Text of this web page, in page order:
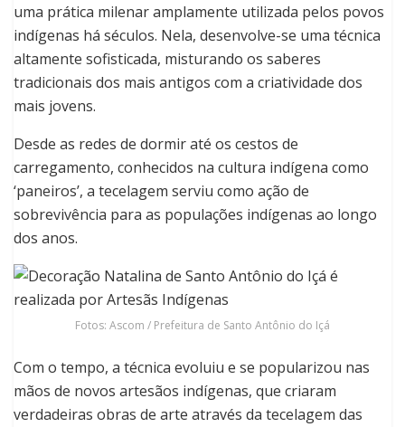
uma prática milenar amplamente utilizada pelos povos
indígenas há séculos. Nela, desenvolve-se uma técnica
altamente sofisticada, misturando os saberes
tradicionais dos mais antigos com a criatividade dos
mais jovens.
Desde as redes de dormir até os cestos de
carregamento, conhecidos na cultura indígena como
‘paneiros’, a tecelagem serviu como ação de
sobrevivência para as populações indígenas ao longo
dos anos.
Fotos: Ascom / Prefeitura de Santo Antônio do Içá
Com o tempo, a técnica evoluiu e se popularizou nas
mãos de novos artesãos indígenas, que criaram
verdadeiras obras de arte através da tecelagem das